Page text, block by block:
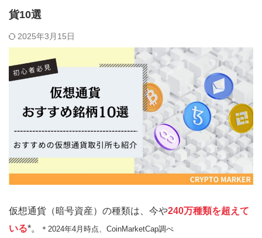
貨10選
2025年3月15日
仮想通貨（暗号資産）の種類は、今や240万種類を超えて
いる*。 ＊2024年4月時点、CoinMarketCap調べ